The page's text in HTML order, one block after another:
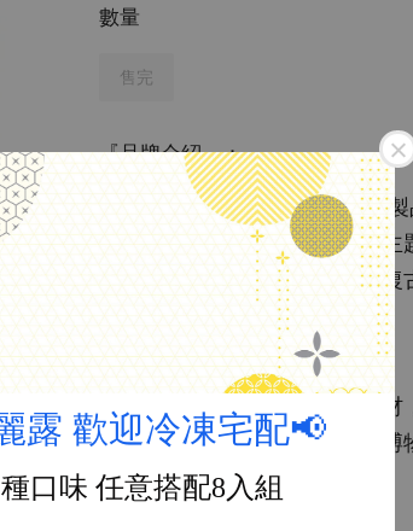
露 歡迎冷凍宅配📢
口味 任意搭配8入組
數量
售完
『品牌介紹』：
1989 年創立於美國舊金山的紙
刻文房，以復古元素作為設計主
透過詼諧與細膩筆觸，將美式復
專門產出高質量的文具與禮 品。
透過精美印刷及義大利高級紙
與日常餐桌道具上，成為各大博
店的專用品牌。